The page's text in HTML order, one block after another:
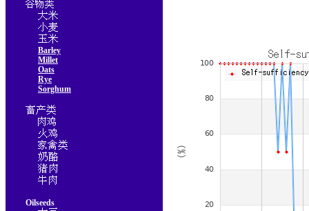
Barley
Millet
Oats
Rye
Sorghum
Oilseeds